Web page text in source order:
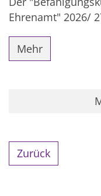
Ehrenamt" 2026/
Mehr
Zurück